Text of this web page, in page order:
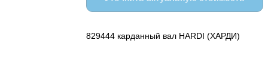
829444 карданный вал HARDI (ХАРДИ)